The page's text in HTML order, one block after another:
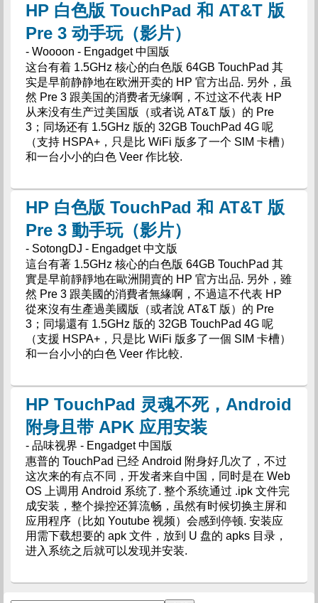
HP 白色版 TouchPad 和 AT&T 版
Pre 3 动手玩（影片）
- Woooon - Engadget 中国版
这台有着 1.5GHz 核心的白色版 64GB TouchPad 其
实是早前静静地在欧洲开卖的 HP 官方出品. 另外，虽
然 Pre 3 跟美国的消费者无缘啊，不过这不代表 HP
从来没有生产过美国版（或者说 AT&T 版）的 Pre
3；同场还有 1.5GHz 版的 32GB TouchPad 4G 呢
（支持 HSPA+，只是比 WiFi 版多了一个 SIM 卡槽）
和一台小小的白色 Veer 作比较.
HP 白色版 TouchPad 和 AT&T 版
Pre 3 動手玩（影片）
- SotongDJ - Engadget 中文版
這台有著 1.5GHz 核心的白色版 64GB TouchPad 其
實是早前靜靜地在歐洲開賣的 HP 官方出品. 另外，雖
然 Pre 3 跟美國的消費者無緣啊，不過這不代表 HP
從來沒有生產過美國版（或者說 AT&T 版）的 Pre
3；同場還有 1.5GHz 版的 32GB TouchPad 4G 呢
（支援 HSPA+，只是比 WiFi 版多了一個 SIM 卡槽）
和一台小小的白色 Veer 作比較.
HP TouchPad 灵魂不死，Android
附身且带 APK 应用安装
- 品味视界 - Engadget 中国版
惠普的 TouchPad 已经 Android 附身好几次了，不过
这次来的有点不同，开发者来自中国，同时是在 Web
OS 上调用 Android 系统了. 整个系统通过 .ipk 文件完
成安装，整个操控还算流畅，虽然有时候切换主屏和
应用程序（比如 Youtube 视频）会感到停顿. 安装应
用需下载想要的 apk 文件，放到 U 盘的 apks 目录，
进入系统之后就可以发现并安装.